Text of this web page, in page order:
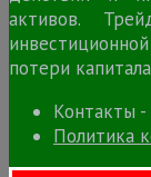
активов.
потери
Контакты -
Политика